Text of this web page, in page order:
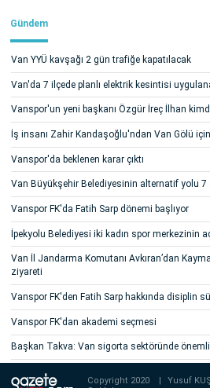
Gündem
Van YYÜ kavşağı 2 gün trafiğe kapatılacak
Van'da 7 ilçede planlı elektrik kesintisi
Vanspor'un yeni başkanı Özgür İreç İlhan
İş insanı Zahir Kandaşoğlu'ndan Van Gölü
Vanspor'da beklenen karar çıktı
Van Büyükşehir Belediyesinin alternatif yolu 7
Vanspor FK'da Fatih Sarp dönemi başlıyor
İpekyolu Belediyesi iki kadın spor merkezinin
Van İl Jandarma Komutanı Avkıran’dan
ziyareti
Vanspor FK'den Fatih Sarp hakkında disiplin
Vanspor FK'dan akademi seçmesi
Başkan Takva: Van sigorta sektöründe
Copyright 2020 | Yusuf